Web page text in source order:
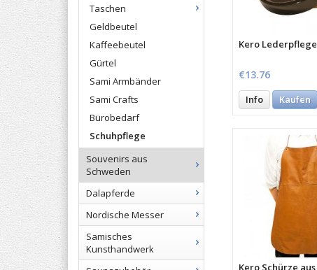
Taschen
Geldbeutel
Kaffeebeutel
Gürtel
Sami Armbänder
Sami Crafts
Bürobedarf
Schuhpflege
Souvenirs aus
Schweden
Dalapferde
Nordische Messer
Samisches
Kunsthandwerk
Kero Lederpflege
€13.76
Info Kaufen
Kero Schürze aus